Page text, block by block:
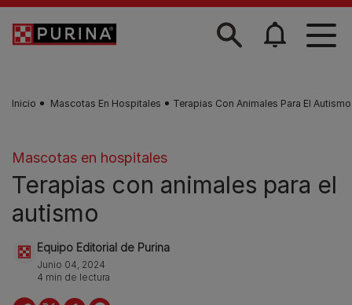
Skip to main content
Inicio Mascotas En Hospitales Terapias Con Animales Para El Autismo
Mascotas en hospitales
Terapias con animales para el
autismo
Equipo Editorial de Purina
Junio 04, 2024
4 min de lectura